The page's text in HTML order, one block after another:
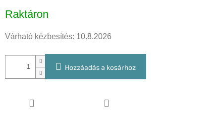
Raktáron
Várható kézbesítés: 10.8.2026
Hozzáadás a kosárhoz